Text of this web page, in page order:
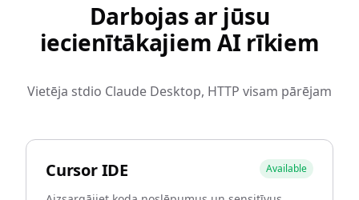
Darbojas ar jūsu
iecienītākajiem AI rīkiem
Vietēja stdio Claude Desktop, HTTP visam pārējam
Cursor IDE Available